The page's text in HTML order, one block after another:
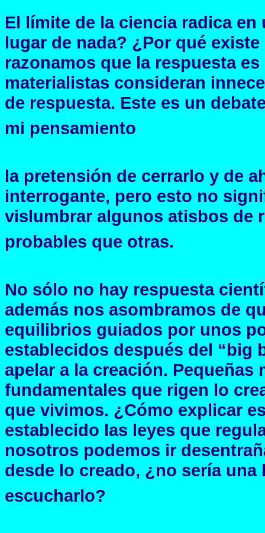
El límite de la ciencia radica
lugar de nada? ¿Por qué
razonamos que la respuesta
materialistas consideran
de respuesta. Este es un
mi pensamiento
la pretensión de cerrarlo y de
interrogante, pero esto no
vislumbrar algunos atisbos de
probables que otras.
No sólo no hay respuesta
además nos asombramos de
equilibrios guiados por unos
establecidos después del “big
apelar a la creación.
fundamentales que rigen lo
que vivimos. ¿Cómo explicar
establecido las leyes que
nosotros podemos ir
desde lo creado, ¿no sería
escucharlo?